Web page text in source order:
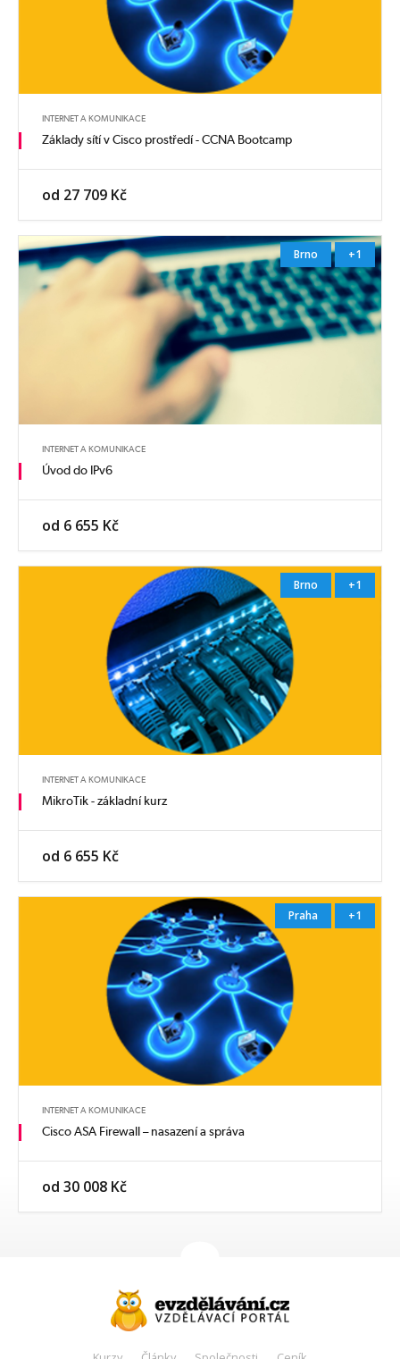
INTERNET A KOMUNIKACE
Základy sítí v Cisco prostředí - CCNA Bootcamp
od 27 709 Kč
Brno +1
INTERNET A KOMUNIKACE
Úvod do IPv6
od 6 655 Kč
Brno +1
INTERNET A KOMUNIKACE
MikroTik - základní kurz
od 6 655 Kč
Praha +1
INTERNET A KOMUNIKACE
Cisco ASA Firewall – nasazení a správa
od 30 008 Kč